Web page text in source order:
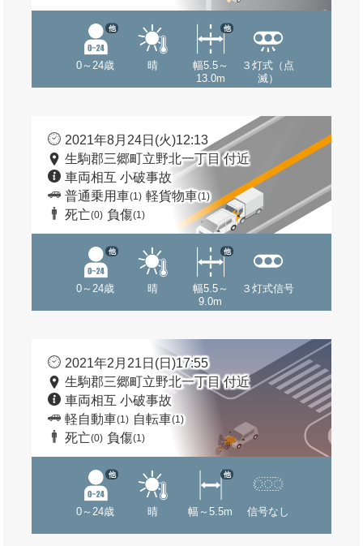
0～24歳
他
晴
幅5.5～
13.0m
他
３灯式（点
滅）
2021年8月24日(火)12:13
生駒郡三郷町立野北一丁目 付近
車両相互 小破事故
普通乗用車(1) 軽貨物車(1)
死亡(0) 負傷(1)
0～24歳
他
晴
幅5.5～
9.0m
他
３灯式信号
2021年2月21日(日)17:55
生駒郡三郷町立野北一丁目 付近
車両相互 小破事故
軽自動車(1) 自転車(1)
死亡(0) 負傷(1)
0～24歳
他
晴 幅～5.5m
他
信号なし